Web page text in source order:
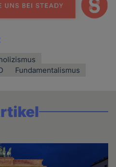
Fundamentalismus